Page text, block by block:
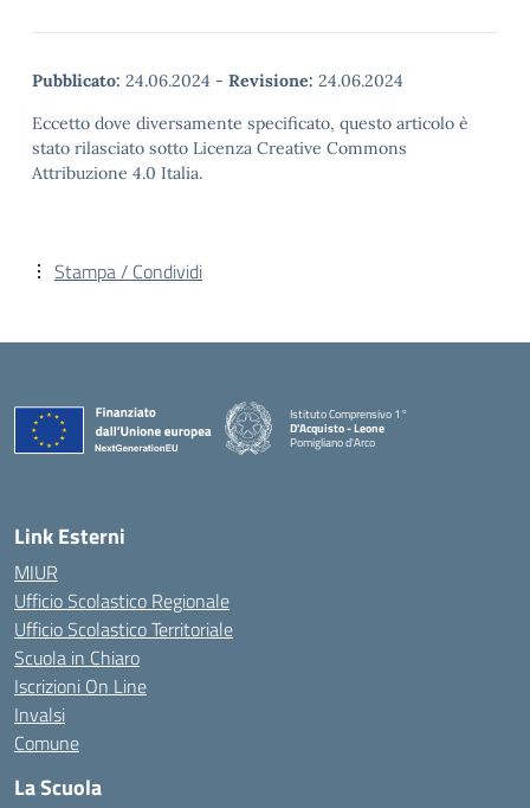
Pubblicato: 24.06.2024 - Revisione: 24.06.2024
Eccetto dove diversamente specificato, questo articolo è
stato rilasciato sotto Licenza Creative Commons
Attribuzione 4.0 Italia.
Stampa / Condividi
Istituto Comprensivo 1°
D'Acquisto - Leone
Pomigliano d'Arco
— Visita la pagina iniziale della scuola
Link Esterni
MIUR
Ufficio Scolastico Regionale
Ufficio Scolastico Territoriale
Scuola in Chiaro
Iscrizioni On Line
Invalsi
Comune
La Scuola